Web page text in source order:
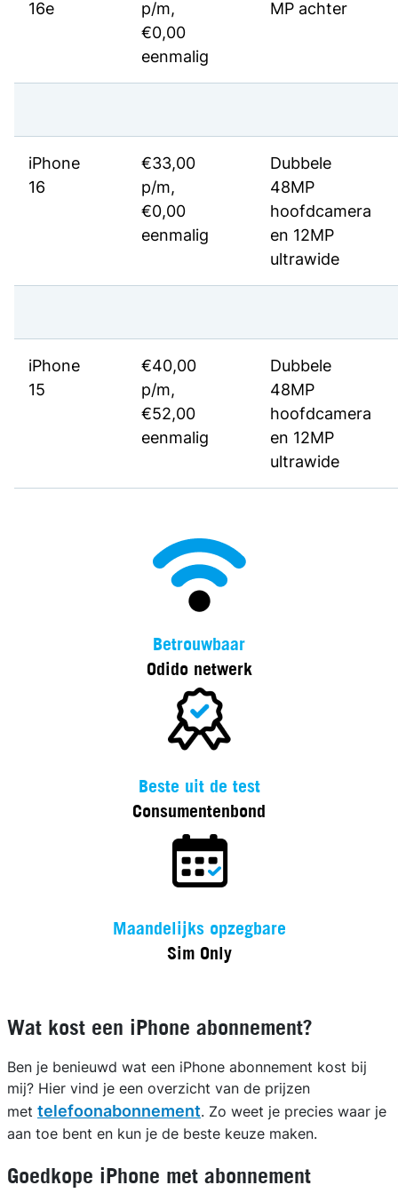
16e
p/m,
€0,00
eenmalig
MP achter
iPhone
16
€33,00
p/m,
€0,00
eenmalig
Dubbele
48MP
hoofdcamera
en 12MP
ultrawide
iPhone
15
€40,00
p/m,
€52,00
eenmalig
Dubbele
48MP
hoofdcamera
en 12MP
ultrawide
Betrouwbaar
Odido netwerk
Beste uit de test
Consumentenbond
Maandelijks opzegbare
Sim Only
Wat kost een iPhone abonnement?
Ben je benieuwd wat een iPhone abonnement kost bij
mij? Hier vind je een overzicht van de prijzen
met telefoonabonnement. Zo weet je precies waar je
aan toe bent en kun je de beste keuze maken.
Goedkope iPhone met abonnement